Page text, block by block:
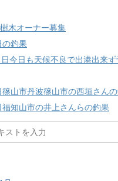
木オーナー募集
釣果
今日も天候不良で出港出来
山市丹波篠山市の西垣さん
知山市の井上さんらの釣果